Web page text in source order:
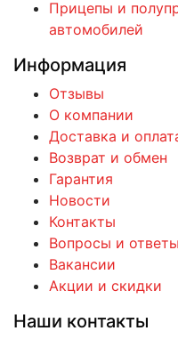
Прицепы и
автомобилей
Информация
Отзывы
О компании
Доставка и
Возврат и обмен
Гарантия
Новости
Контакты
Вопросы и ответы
Вакансии
Акции и скидки
Наши контакты